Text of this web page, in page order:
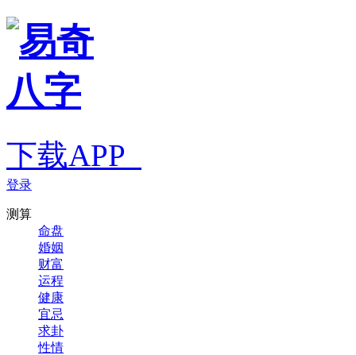
下载APP
登录
测算
命盘
婚姻
财富
运程
健康
宜忌
求卦
性情